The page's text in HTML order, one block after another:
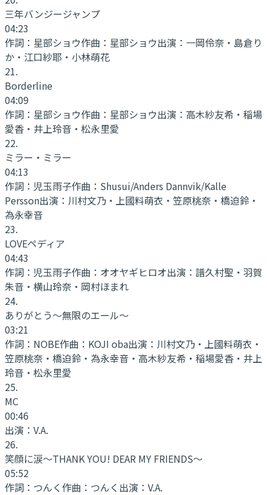
三年バンジージャンプ
04:23
作詞： 星部ショウ作曲： 星部ショウ出演： 一岡伶奈・島倉り
か・江口紗耶・小林萌花
21.
Borderline
04:09
作詞： 星部ショウ作曲： 星部ショウ出演： 高木紗友希・稲場
愛香・井上玲音・松永里愛
22.
ミラー・ミラー
04:13
作詞： 児玉雨子作曲： Shusui/Anders Dannvik/Kalle
Persson出演： 川村文乃・上國料萌衣・笠原桃奈・橋迫鈴・
為永幸音
23.
LOVEペディア
04:43
作詞： 児玉雨子作曲： オオヤギヒロオ出演： 譜久村聖・羽賀
朱音・横山玲奈・岡村ほまれ
24.
ありがとう～無限のエール～
03:21
作詞： NOBE作曲： KOJI oba出演： 川村文乃・上國料萌衣・
笠原桃奈・橋迫鈴・為永幸音・高木紗友希・稲場愛香・井上
玲音・松永里愛
25.
MC
00:46
出演： V.A.
26.
笑顔に涙～THANK YOU! DEAR MY FRIENDS～
05:52
作詞： つんく作曲： つんく 出演： V.A.